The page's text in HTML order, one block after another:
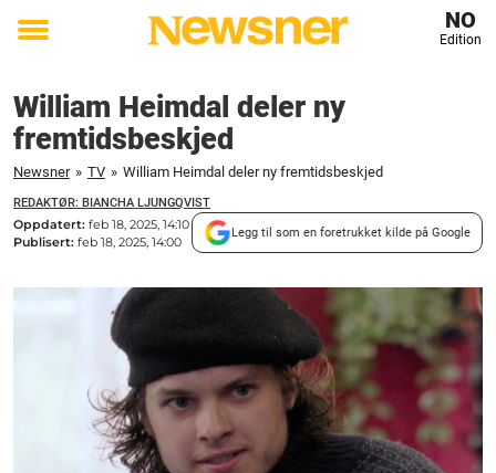
Toggle
NO
Edition
William Heimdal deler ny
fremtidsbeskjed
Newsner » TV » William Heimdal deler ny fremtidsbeskjed
REDAKTØR: BIANCHA LJUNGQVIST
Oppdatert: feb 18, 2025, 14:10
Publisert: feb 18, 2025, 14:00
Legg til som en foretrukket kilde på Google